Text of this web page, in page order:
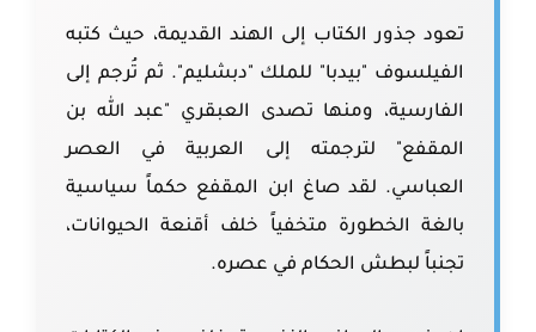
تعود جذور الكتاب إلى الهند القديمة، حيث كتبه
الفيلسوف "بيدبا" للملك "دبشليم". ثم تُرجم إلى
الفارسية، ومنها تصدى العبقري "عبد الله بن
المقفع" لترجمته إلى العربية في العصر
العباسي. لقد صاغ ابن المقفع حكماً سياسية
بالغة الخطورة متخفياً خلف أقنعة الحيوانات،
تجنباً لبطش الحكام في عصره.